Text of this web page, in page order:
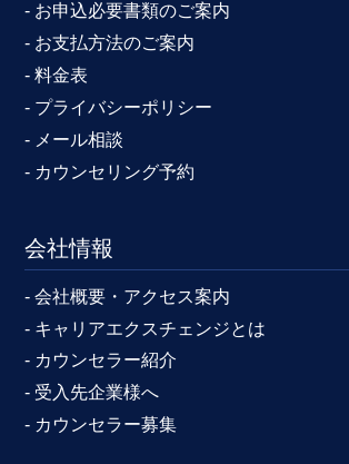
- お申込必要書類のご案内
- お支払方法のご案内
- 料金表
- プライバシーポリシー
- メール相談
- カウンセリング予約
会社情報
- 会社概要・アクセス案内
- キャリアエクスチェンジとは
- カウンセラー紹介
- 受入先企業様へ
- カウンセラー募集